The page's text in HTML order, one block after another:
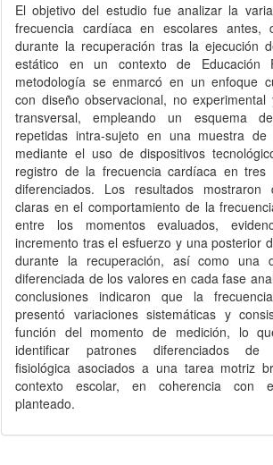
El objetivo del estudio fue analizar la
frecuencia cardíaca en escolares antes,
durante la recuperación tras la ejecución
estático en un contexto de Educación
metodología se enmarcó en un enfoque
con diseño observacional, no
transversal, empleando un esquema
repetidas intra-sujeto en una muestra de
mediante el uso de dispositivos
registro de la frecuencia cardíaca en tres
diferenciados. Los resultados mostraron
claras en el comportamiento de la
entre los momentos evaluados,
incremento tras el esfuerzo y una posterior
durante la recuperación, así como una
diferenciada de los valores en cada fase
conclusiones indicaron que la
presentó variaciones sistemáticas y
función del momento de medición, lo
identificar patrones diferenciados de
fisiológica asociados a una tarea motriz
contexto escolar, en coherencia con
planteado.